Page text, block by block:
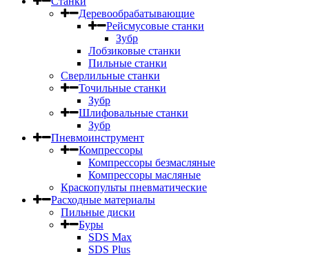
Деревообрабатывающие
Рейсмусовые станки
Зубр
Лобзиковые станки
Пильные станки
Сверлильные станки
Точильные станки
Зубр
Шлифовальные станки
Зубр
Пневмоинструмент
Компрессоры
Компрессоры безмасляные
Компрессоры масляные
Краскопульты пневматические
Расходные материалы
Пильные диски
Буры
SDS Max
SDS Plus